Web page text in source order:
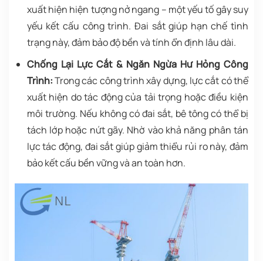
xuất hiện hiện tượng nở ngang – một yếu tố gây suy
yếu kết cấu công trình. Đai sắt giúp hạn chế tình
trạng này, đảm bảo độ bền và tính ổn định lâu dài.
Chống Lại Lực Cắt & Ngăn Ngừa Hư Hỏng Công
Trình:Trong các công trình xây dựng, lực cắt có thể
xuất hiện do tác động của tải trọng hoặc điều kiện
môi trường. Nếu không có đai sắt, bê tông có thể bị
tách lớp hoặc nứt gãy. Nhờ vào khả năng phân tán
lực tác động, đai sắt giúp giảm thiểu rủi ro này, đảm
bảo kết cấu bền vững và an toàn hơn.